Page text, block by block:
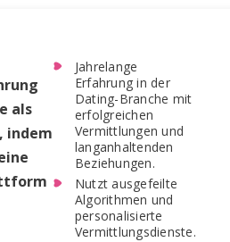
als
indem
Jahrelange
Erfahrung in der
Dating-Branche mit
erfolgreichen
Vermittlungen und
langanhaltenden
Beziehungen.
Nutzt ausgefeilte
Algorithmen und
personalisierte
Vermittlungsdienste.